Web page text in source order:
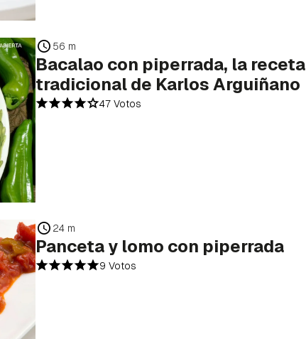
56 m
Bacalao con piperrada, la receta
tradicional de Karlos Arguiñano
47 Votos
24 m
Panceta y lomo con piperrada
9 Votos